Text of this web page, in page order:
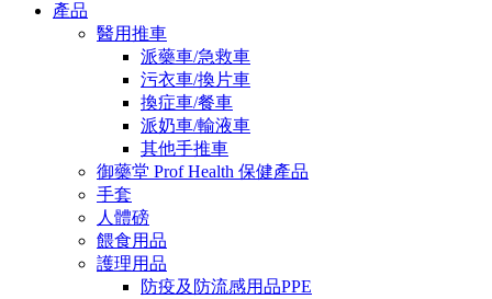
產品
醫用推車
派藥車/急救車
污衣車/換片車
換症車/餐車
派奶車/輸液車
其他手推車
御藥堂 Prof Health 保健產品
手套
人體磅
餵食用品
護理用品
防疫及防流感用品PPE